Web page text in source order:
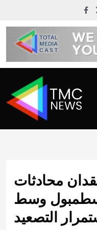
محادثات
وسط
التصعيد